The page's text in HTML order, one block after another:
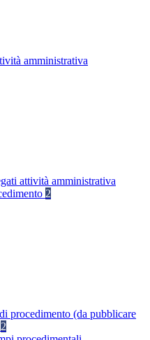
amministrativa
attività amministrativa
2
procedimento (da pubblicare
2